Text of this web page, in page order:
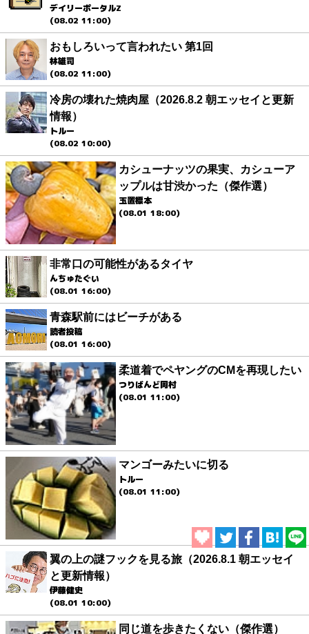
デイリーポータルZ
(08.02 11:00)
おもしろいって言われたい 第1回
林雄司
(08.02 11:00)
冷房の壊れた焼肉屋（2026.8.2 朝エッセイと更新
情報）
トルー
(08.02 10:00)
カシューナッツの果実、カシューア
ップルは甘渋かった（傑作選）
玉置標本
(08.01 18:00)
非常口の可能性があるタイヤ
んちゅたぐい
(08.01 16:00)
青森駅前にはビーチがある
読者投稿
(08.01 16:00)
柔道着でペヤングのCMを再現したい
つりばんど岡村
(08.01 11:00)
マンゴーみたいに切る
トルー
(08.01 11:00)
翼の上の謎フックを見る旅（2026.8.1 朝エッセイ
と更新情報）
伊藤健史
(08.01 10:00)
同じ道を歩きたくない（傑作選）